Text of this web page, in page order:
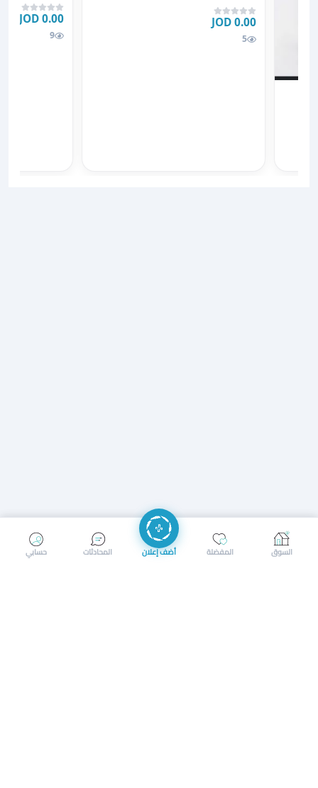
0.00 JOD
5
0.00 JOD
9
إرسال رسالة إجراء مكالمة
حسابي المحادثات أضف إعلان المفضلة السوق